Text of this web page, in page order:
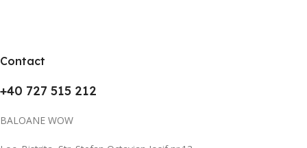
Contact
+40 727 515 212
BALOANE WOW